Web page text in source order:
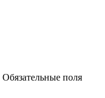
Обязательные поля